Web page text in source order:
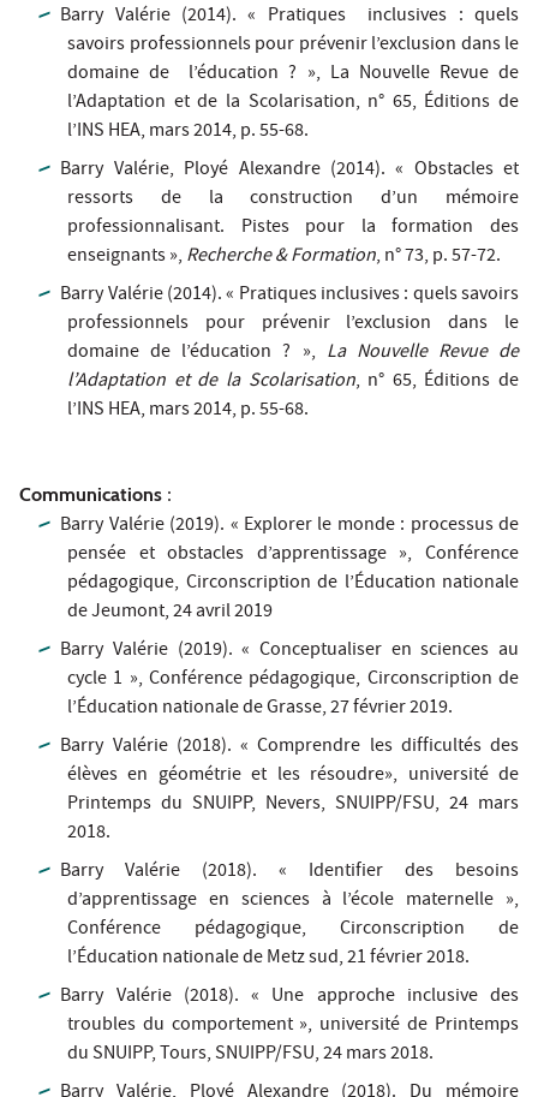
Barry Valérie (2014). « Pratiques inclusives : quels
savoirs professionnels pour prévenir l’exclusion dans le
domaine de l’éducation ? », La Nouvelle Revue de
l’Adaptation et de la Scolarisation, n° 65, Éditions de
l’INS HEA, mars 2014, p. 55-68.
Barry Valérie, Ployé Alexandre (2014). « Obstacles et
ressorts de la construction d’un mémoire
professionnalisant. Pistes pour la formation des
enseignants », Recherche & Formation, n° 73, p. 57-72.
Barry Valérie (2014). « Pratiques inclusives : quels savoirs
professionnels pour prévenir l’exclusion dans le
domaine de l’éducation ? », La Nouvelle Revue de
l’Adaptation et de la Scolarisation, n° 65, Éditions de
l’INS HEA, mars 2014, p. 55-68.
Communications :
Barry Valérie (2019). « Explorer le monde : processus de
pensée et obstacles d’apprentissage », Conférence
pédagogique, Circonscription de l’Éducation nationale
de Jeumont, 24 avril 2019
Barry Valérie (2019). « Conceptualiser en sciences au
cycle 1 », Conférence pédagogique, Circonscription de
l’Éducation nationale de Grasse, 27 février 2019.
Barry Valérie (2018). « Comprendre les difficultés des
élèves en géométrie et les résoudre», université de
Printemps du SNUIPP, Nevers, SNUIPP/FSU, 24 mars
2018.
Barry Valérie (2018). « Identifier des besoins
d’apprentissage en sciences à l’école maternelle »,
Conférence pédagogique, Circonscription de
l’Éducation nationale de Metz sud, 21 février 2018.
Barry Valérie (2018). « Une approche inclusive des
troubles du comportement », université de Printemps
du SNUIPP, Tours, SNUIPP/FSU, 24 mars 2018.